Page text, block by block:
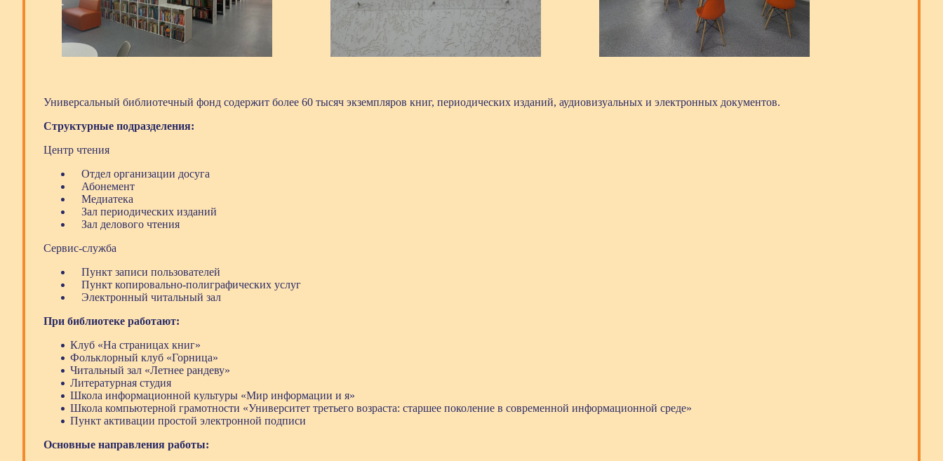
Универсальный библиотечный фонд содержит более 60 тысяч экземпляров книг, периодических изданий, аудиовизуальных и электронных документов.
Структурные подразделения:
Центр чтения
Отдел организации досуга
Абонемент
Медиатека
Зал периодических изданий
Зал делового чтения
Сервис-служба
Пункт записи пользователей
Пункт копировально-полиграфических услуг
Электронный читальный зал
При библиотеке работают:
Клуб «На страницах книг»
Фольклорный клуб «Горница»
Читальный зал «Летнее рандеву»
Литературная студия
Школа информационной культуры «Мир информации и я»
Школа компьютерной грамотности «Университет третьего возраста: старшее поколение в современной информационной среде»
Пункт активации простой электронной подписи
Основные направления работы: